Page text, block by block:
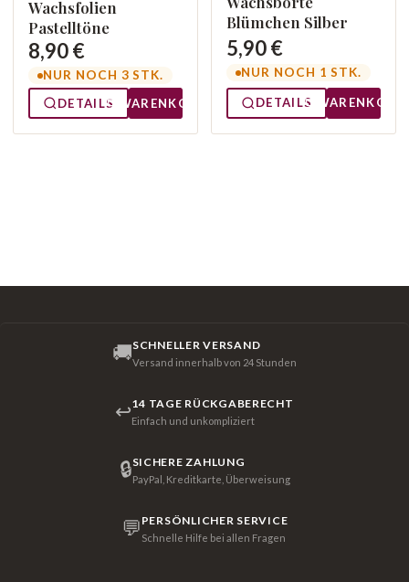
Wachsfolien
Pastelltöne
8,90 €
NUR NOCH 3 STK.
DETAILS
WARENKORB
Blümchen Silber
5,90 €
NUR NOCH 1 STK.
DETAILS WARENKORB
🚚SCHNELLER VERSAND
Versand innerhalb von 24 Stunden
↩14 TAGE RÜCKGABERECHT
Einfach und unkompliziert
🔒SICHERE ZAHLUNG
PayPal, Kreditkarte, Überweisung
💬 PERSÖNLICHER SERVICE
Schnelle Hilfe bei allen Fragen